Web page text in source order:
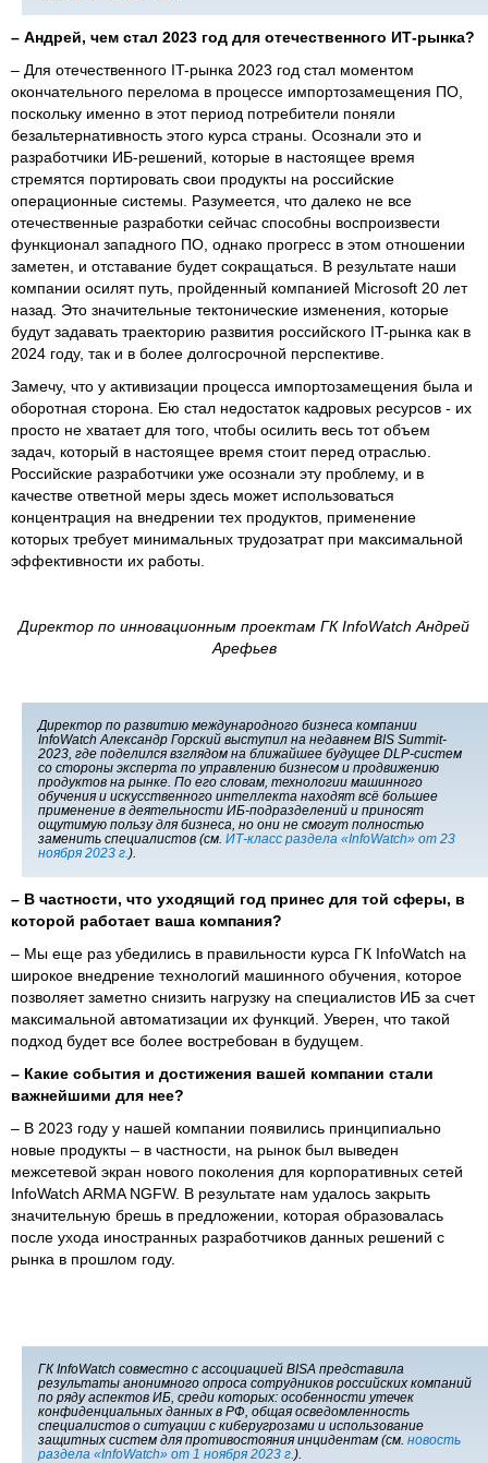
– Андрей, чем стал 2023 год для отечественного ИТ-рынка?
– Для отечественного IT-рынка 2023 год стал моментом
окончательного перелома в процессе импортозамещения ПО,
поскольку именно в этот период потребители поняли
безальтернативность этого курса страны. Осознали это и
разработчики ИБ-решений, которые в настоящее время
стремятся портировать свои продукты на российские
операционные системы. Разумеется, что далеко не все
отечественные разработки сейчас способны воспроизвести
функционал западного ПО, однако прогресс в этом отношении
заметен, и отставание будет сокращаться. В результате наши
компании осилят путь, пройденный компанией Microsoft 20 лет
назад. Это значительные тектонические изменения, которые
будут задавать траекторию развития российского IT-рынка как в
2024 году, так и в более долгосрочной перспективе.
Замечу, что у активизации процесса импортозамещения была и
оборотная сторона. Ею стал недостаток кадровых ресурсов - их
просто не хватает для того, чтобы осилить весь тот объем
задач, который в настоящее время стоит перед отраслью.
Российские разработчики уже осознали эту проблему, и в
качестве ответной меры здесь может использоваться
концентрация на внедрении тех продуктов, применение
которых требует минимальных трудозатрат при максимальной
эффективности их работы.
Директор по инновационным проектам ГК InfoWatch Андрей
Арефьев
Директор по развитию международного бизнеса компании
InfoWatch Александр Горский выступил на недавнем BIS Summit-
2023, где поделился взглядом на ближайшее будущее DLP-систем
со стороны эксперта по управлению бизнесом и продвижению
продуктов на рынке. По его словам, технологии машинного
обучения и искусственного интеллекта находят всё большее
применение в деятельности ИБ-подразделений и приносят
ощутимую пользу для бизнеса, но они не смогут полностью
заменить специалистов (см. ИТ-класс раздела «InfoWatch» от 23
ноября 2023 г. ).
– В частности, что уходящий год принес для той сферы, в
которой работает ваша компания?
– Мы еще раз убедились в правильности курса ГК InfoWatch на
широкое внедрение технологий машинного обучения, которое
позволяет заметно снизить нагрузку на специалистов ИБ за счет
максимальной автоматизации их функций. Уверен, что такой
подход будет все более востребован в будущем.
– Какие события и достижения вашей компании стали
важнейшими для нее?
– В 2023 году у нашей компании появились принципиально
новые продукты – в частности, на рынок был выведен
межсетевой экран нового поколения для корпоративных сетей
InfoWatch ARMA NGFW. В результате нам удалось закрыть
значительную брешь в предложении, которая образовалась
после ухода иностранных разработчиков данных решений с
рынка в прошлом году.
ГК InfoWatch совместно с ассоциацией BISA представила
результаты анонимного опроса сотрудников российских компаний
по ряду аспектов ИБ, среди которых: особенности утечек
конфиденциальных данных в РФ, общая осведомленность
специалистов о ситуации с киберугрозами и использование
защитных систем для противостояния инцидентам (см. новость
раздела «InfoWatch» от 1 ноября 2023 г. ).